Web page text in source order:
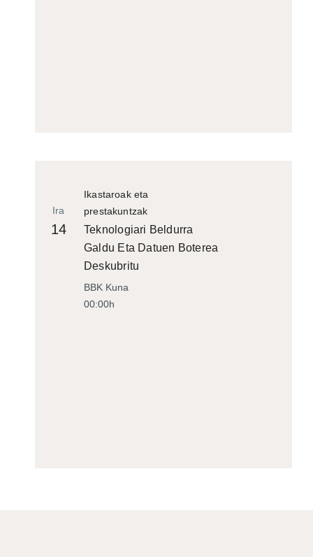
Ikastaroak eta
prestakuntzak
Ira
14
Teknologiari Beldurra
Galdu Eta Datuen Boterea
Deskubritu
BBK Kuna
00:00h